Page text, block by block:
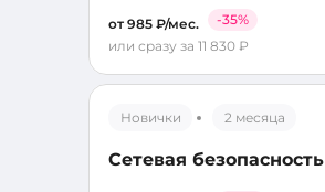
от 985 ₽/мес.
-35%
или сразу за 11 830 ₽
Новички 2 месяца
Сетевая безопасность